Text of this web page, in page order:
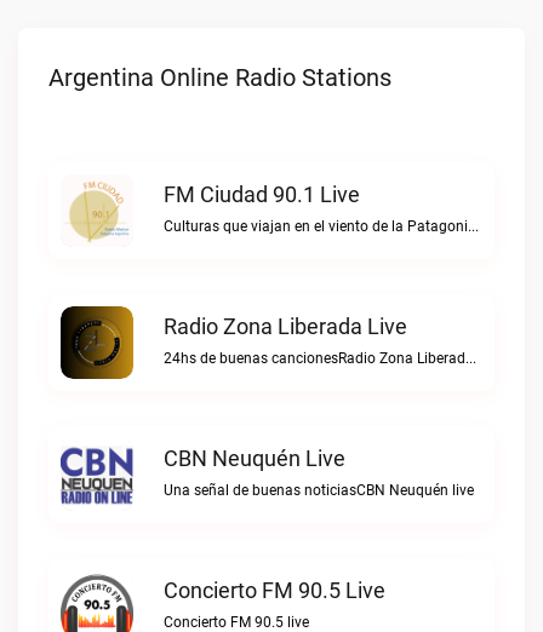
Argentina Online Radio Stations
FM Ciudad 90.1 Live
Culturas que viajan en el viento de la PatagoniaFM Ciudad 90.1 live
Radio Zona Liberada Live
24hs de buenas cancionesRadio Zona Liberada live
CBN Neuquén Live
Una señal de buenas noticiasCBN Neuquén live
Concierto FM 90.5 Live
Concierto FM 90.5 live